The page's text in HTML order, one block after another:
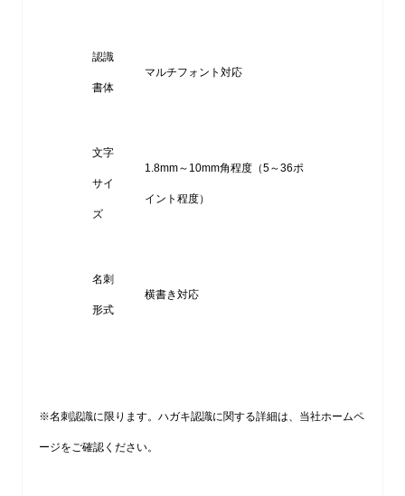
認識
書体
マルチフォント対応
文字
サイ
ズ
1.8mm～10mm角程度（5～36ポ
イント程度）
名刺
形式
横書き対応
※名刺認識に限ります。ハガキ認識に関する詳細は、当社ホームペ
ージをご確認ください。